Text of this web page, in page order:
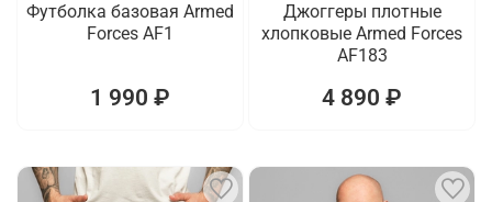
Футболка базовая Armed
Forces AF1
1 990 ₽
Джоггеры плотные
хлопковые Armed Forces
AF183
4 890 ₽